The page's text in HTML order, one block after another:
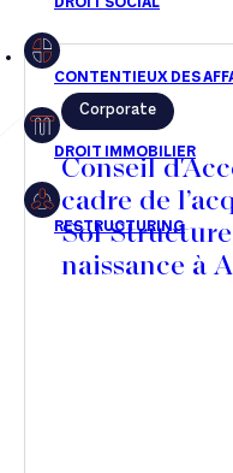
Droit immobilier
Restructuring
Article
Corporate
Conseil
cadre de
Sol
naissance à